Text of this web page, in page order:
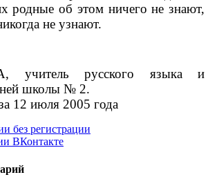
родные об этом ниче­го не знают,
не узнают.
русского языка и
школы № 2.
12 июля 2005 года
без регистрации
ВКонтакте